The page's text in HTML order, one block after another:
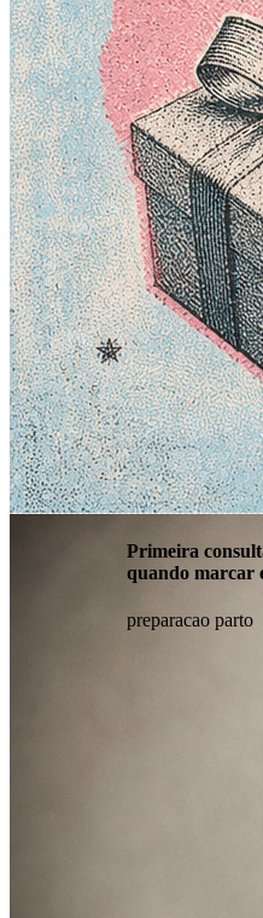
Primeira
quando marcar
preparacao parto